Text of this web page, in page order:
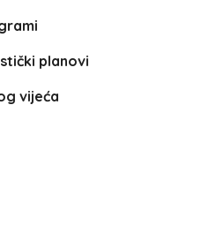
planovi
vijeća